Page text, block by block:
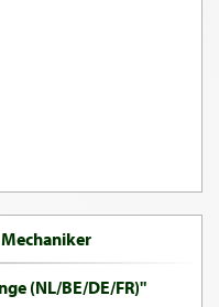
(NL/BE/DE/FR)"